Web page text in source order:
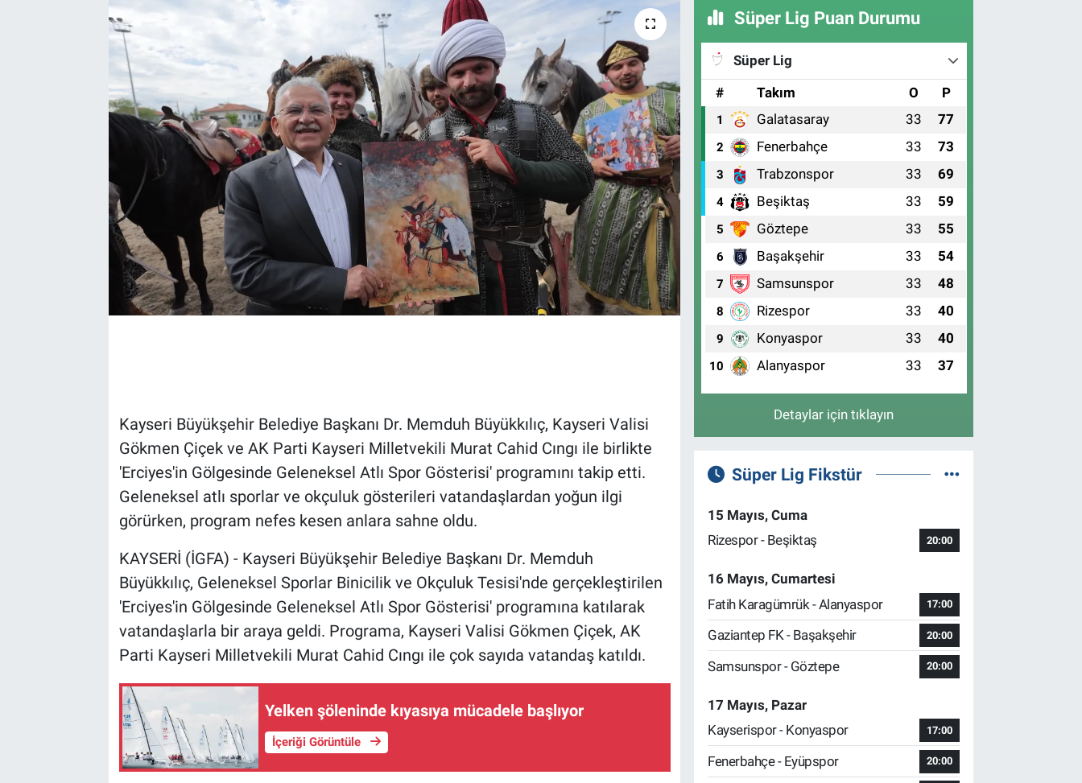
Kayseri Büyükşehir Belediye Başkanı Dr. Memduh Büyükkılıç, Kayseri Valisi
Gökmen Çiçek ve AK Parti Kayseri Milletvekili Murat Cahid Cıngı ile birlikte
'Erciyes'in Gölgesinde Geleneksel Atlı Spor Gösterisi' programını takip etti.
Geleneksel atlı sporlar ve okçuluk gösterileri vatandaşlardan yoğun ilgi
görürken, program nefes kesen anlara sahne oldu.
KAYSERİ (İGFA) - Kayseri Büyükşehir Belediye Başkanı Dr. Memduh
Büyükkılıç, Geleneksel Sporlar Binicilik ve Okçuluk Tesisi'nde gerçekleştirilen
'Erciyes'in Gölgesinde Geleneksel Atlı Spor Gösterisi' programına katılarak
vatandaşlarla bir araya geldi. Programa, Kayseri Valisi Gökmen Çiçek, AK
Parti Kayseri Milletvekili Murat Cahid Cıngı ile çok sayıda vatandaş katıldı.
Yelken şöleninde kıyasıya mücadele başlıyor
İçeriği Görüntüle
Süper Lig Puan Durumu
Süper Lig
#
Takım O P
1 Galatasaray 33 77
2 Fenerbahçe 33 73
3 Trabzonspor 33 69
4 Beşiktaş 33 59
5 Göztepe 33 55
6 Başakşehir 33 54
7 Samsunspor 33 48
8 Rizespor 33 40
9 Konyaspor 33 40
10 Alanyaspor 33 37
Detaylar için tıklayın
Süper Lig Fikstür
15 Mayıs, Cuma
Rizespor - Beşiktaş
20:00
16 Mayıs, Cumartesi
Fatih Karagümrük - Alanyaspor
17:00
Gaziantep FK - Başakşehir 20:00
Samsunspor - Göztepe 20:00
17 Mayıs, Pazar
Kayserispor - Konyaspor
17:00
Fenerbahçe - Eyüpspor 20:00